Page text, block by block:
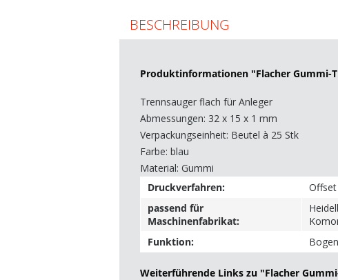
BESCHREIBUNG
Produktinformationen "Flacher Gummi-
Trennsauger flach für Anleger
Abmessungen: 32 x 15 x 1 mm
Verpackungseinheit: Beutel à 25 Stk
Farbe: blau
Material: Gummi
Druckverfahren:
Offset
passend für
Maschinenfabrikat:
Funktion:
Weiterführende Links zu "Flacher